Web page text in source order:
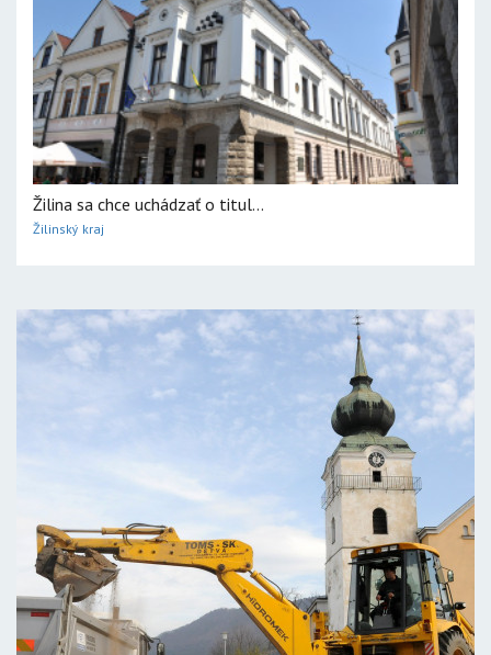
Žilina sa chce uchádzať o titul...
Žilinský kraj